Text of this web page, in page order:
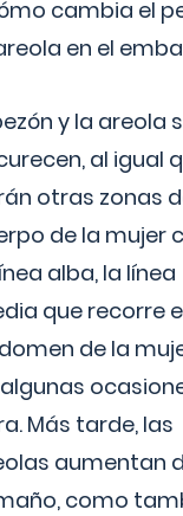
cambia el
en el
y la areola
al igual
otras zonas
de la mujer
alba, la línea
que recorre
de la
Más tarde, las
aumentan
como